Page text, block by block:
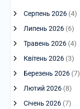
Серпень 2026(4)
Липень 2026(6)
Травень 2026(4)
Квітень 2026(3)
Березень 2026(7)
Лютий 2026(8)
Січень 2026(7)